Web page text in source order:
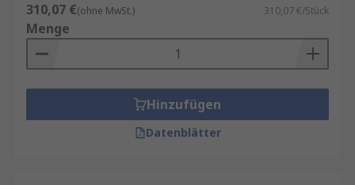
310,07 €(ohne MwSt.) 310,07 €/Stück
Menge
Hinzufügen
Datenblätter